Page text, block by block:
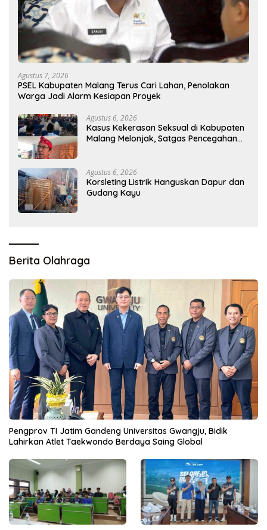
Agustus 7, 2026
PSEL Kabupaten Malang Terus Cari Lahan, Penolakan
Warga Jadi Alarm Kesiapan Proyek
Agustus 6, 2026
Kasus Kekerasan Seksual di Kabupaten
Malang Melonjak, Satgas Pencegahan
Agustus 6, 2026
Korsleting Listrik Hanguskan Dapur dan
Gudang Kayu
Berita Olahraga
Pengprov TI Jatim Gandeng Universitas Gwangju, Bidik
Lahirkan Atlet Taekwondo Berdaya Saing Global